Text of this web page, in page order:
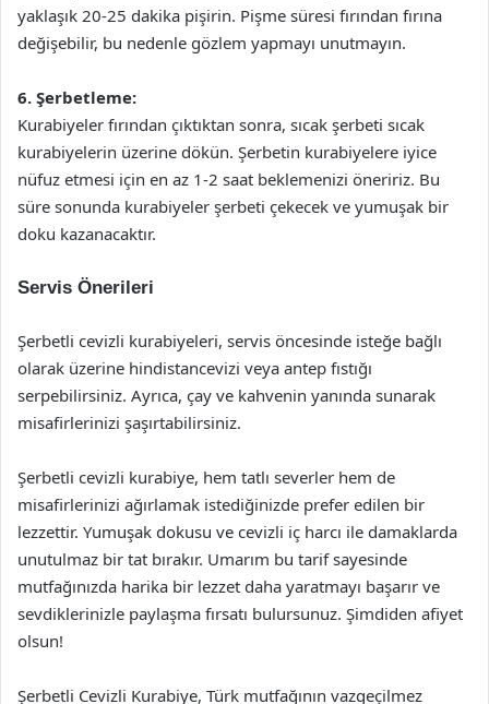
yaklaşık 20-25 dakika pişirin. Pişme süresi fırından fırına
değişebilir, bu nedenle gözlem yapmayı unutmayın.
6. Şerbetleme:
Kurabiyeler fırından çıktıktan sonra, sıcak şerbeti sıcak
kurabiyelerin üzerine dökün. Şerbetin kurabiyelere iyice
nüfuz etmesi için en az 1-2 saat beklemenizi öneririz. Bu
süre sonunda kurabiyeler şerbeti çekecek ve yumuşak bir
doku kazanacaktır.
Servis Önerileri
Şerbetli cevizli kurabiyeleri, servis öncesinde isteğe bağlı
olarak üzerine hindistancevizi veya antep fıstığı
serpebilirsiniz. Ayrıca, çay ve kahvenin yanında sunarak
misafirlerinizi şaşırtabilirsiniz.
Şerbetli cevizli kurabiye, hem tatlı severler hem de
misafirlerinizi ağırlamak istediğinizde prefer edilen bir
lezzettir. Yumuşak dokusu ve cevizli iç harcı ile damaklarda
unutulmaz bir tat bırakır. Umarım bu tarif sayesinde
mutfağınızda harika bir lezzet daha yaratmayı başarır ve
sevdiklerinizle paylaşma fırsatı bulursunuz. Şimdiden afiyet
olsun!
Şerbetli Cevizli Kurabiye, Türk mutfağının vazgeçilmez